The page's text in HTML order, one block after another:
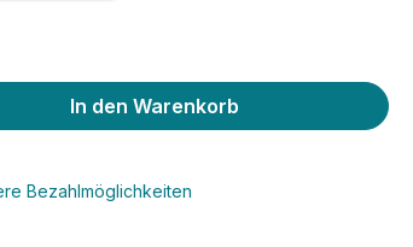
den gewünschten Wert
In den Warenkorb
Bezahlmöglichkeiten